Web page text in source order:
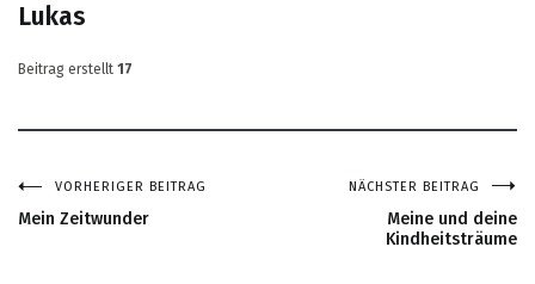
Lukas
Beitrag erstellt 17
Beitragsnavigation
VORHERIGER BEITRAG
Mein Zeitwunder
NÄCHSTER BEITRAG
Meine und deine
Kindheitsträume